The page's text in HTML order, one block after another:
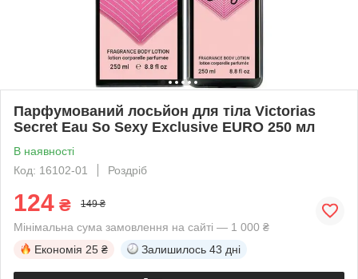
Парфумований лосьйон для тіла Victorias
Secret Eau So Sexy Exclusive EURO 250 мл
В наявності
Код: 16102-01
Роздріб
124 ₴ 149 ₴
Мінімальна сума замовлення на сайті — 1 000 ₴
Економія 25 ₴ Залишилось 43 дні